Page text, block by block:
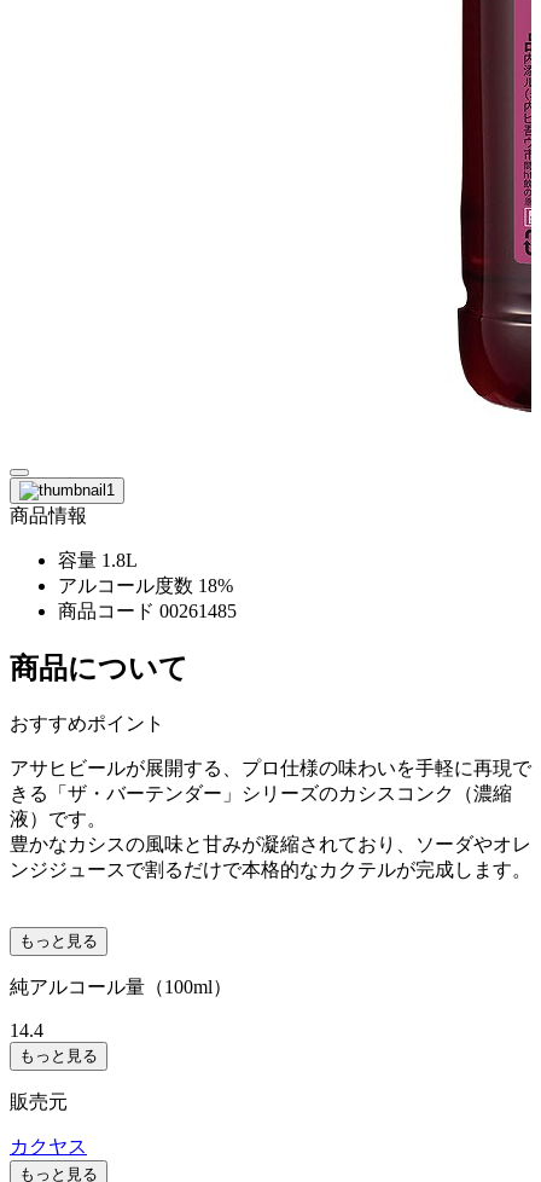
商品情報
容量 1.8L
アルコール度数 18%
商品コード 00261485
商品について
おすすめポイント
アサヒビールが展開する、プロ仕様の味わいを手軽に再現で
きる「ザ・バーテンダー」シリーズのカシスコンク（濃縮
液）です。
豊かなカシスの風味と甘みが凝縮されており、ソーダやオレ
ンジジュースで割るだけで本格的なカクテルが完成します。
もっと見る
純アルコール量（100ml）
14.4
もっと見る
販売元
カクヤス
もっと見る